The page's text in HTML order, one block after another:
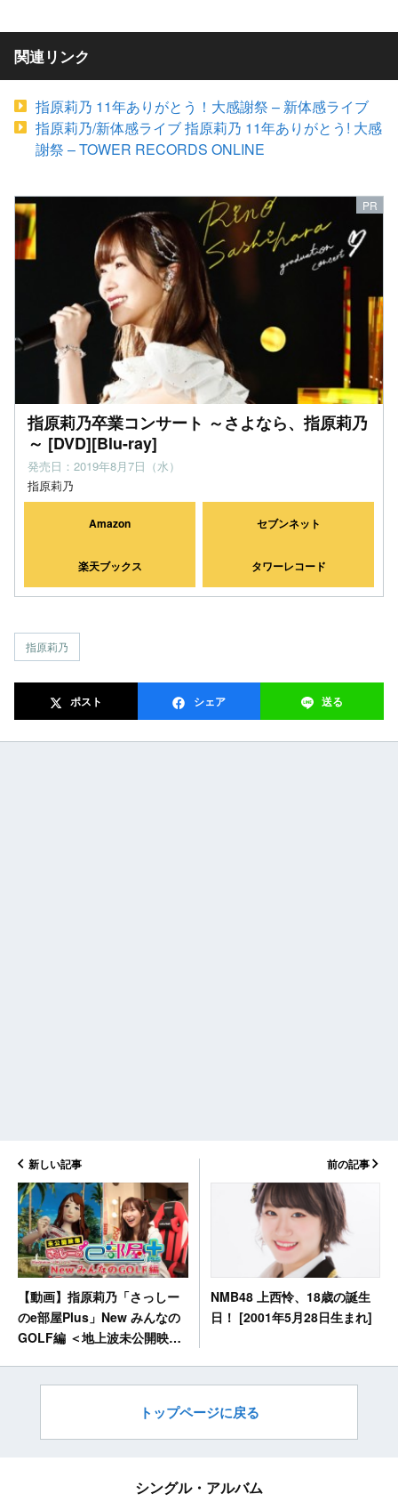
関連リンク
指原莉乃 11年ありがとう！大感謝祭 – 新体感ライブ
指原莉乃/新体感ライブ 指原莉乃 11年ありがとう! 大感
謝祭 – TOWER RECORDS ONLINE
指原莉乃卒業コンサート ～さよなら、指原莉乃
～ [DVD][Blu-ray]
発売日：2019年8月7日（水）
指原莉乃
Amazon セブンネット
楽天ブックス タワーレコード
指原莉乃
ポスト シェア 送る
新しい記事
【動画】指原莉乃「さっしー
のe部屋Plus」New みんなの
GOLF編 ＜地上波未公開映像
前の記事
NMB48 上西怜、18歳の誕生
日！ [2001年5月28日生まれ]
トップページに戻る
シングル・アルバム